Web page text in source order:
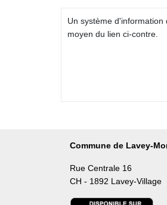
Un système
moyen du lien ci-contre.
Commune de Lavey-
Rue Centrale 16
CH - 1892 Lavey-Village